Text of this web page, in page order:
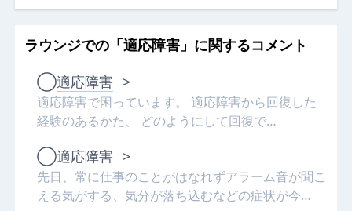
ラウンジでの「適応障害」に関するコメント
◯適応障害 >
適応障害で困っています。 適応障害から回復した
経験のあるかた、 どのようにして回復で…
◯適応障害 >
先日、常に仕事のことがはなれずアラーム音が聞こ
える気がする、気分が落ち込むなどの症状が今…